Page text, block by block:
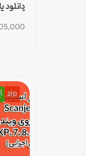
دانلود
آتش) –
zip